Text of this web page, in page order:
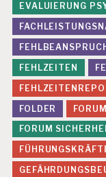
EVALUIERUNG
FEHLZEITEN
FOLDER
FORUM